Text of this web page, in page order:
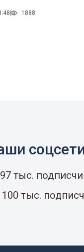
1888
97 тыс.
100 тыс.